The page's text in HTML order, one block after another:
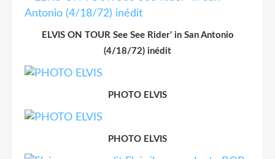
ELVIS ON TOUR See See Rider' in San Antonio
(4/18/72) inédit
PHOTO ELVIS
PHOTO ELVIS